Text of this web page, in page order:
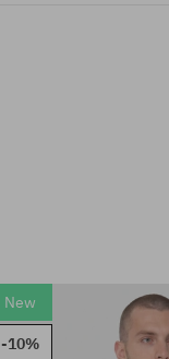
New
-10%